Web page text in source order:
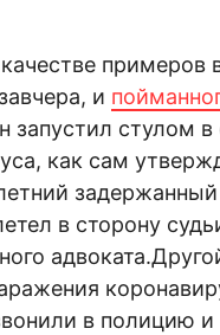
примеров
и
запустил стулом
как сам
задержанный
в сторону
в полицию